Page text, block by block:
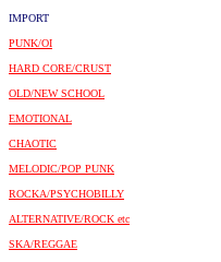
IMPORT
PUNK/OI
HARD CORE/CRUST
OLD/NEW SCHOOL
EMOTIONAL
CHAOTIC
MELODIC/POP PUNK
ROCKA/PSYCHOBILLY
ALTERNATIVE/ROCK etc
SKA/REGGAE